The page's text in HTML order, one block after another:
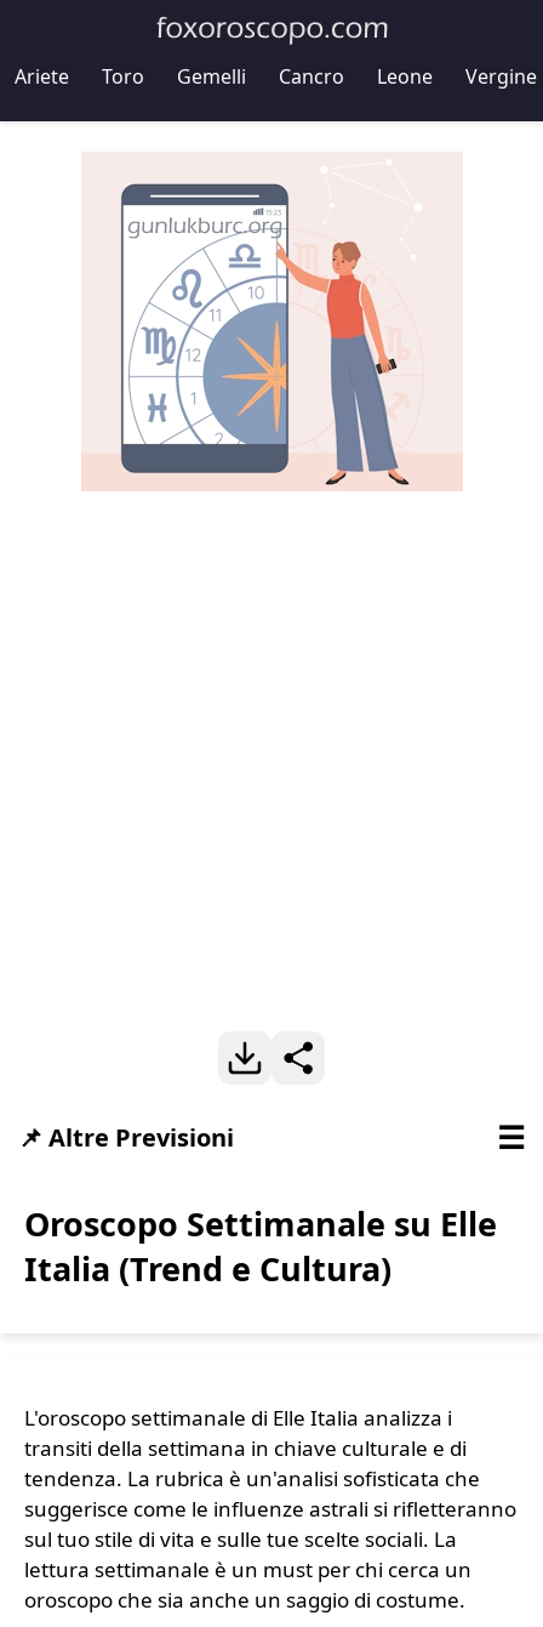
Ariete Toro Gemelli Cancro Leone Vergine
Oroscopo Settimanale su Elle
Italia (Trend e Cultura)
L'oroscopo settimanale di Elle Italia analizza i
transiti della settimana in chiave culturale e di
tendenza. La rubrica è un'analisi sofisticata che
suggerisce come le influenze astrali si rifletteranno
sul tuo stile di vita e sulle tue scelte sociali. La
lettura settimanale è un must per chi cerca un
oroscopo che sia anche un saggio di costume.
📌 Altre Previsioni ☰